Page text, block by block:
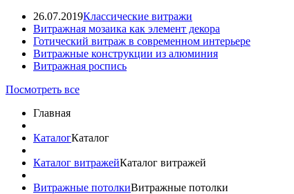
26.07.2019Классические витражи
Витражная мозаика как элемент декора
Готический витраж в современном интерьере
Витражные конструкции из алюминия
Витражная роспись
Посмотреть все
Главная
КаталогКаталог
Каталог витражейКаталог витражей
Витражные потолкиВитражные потолки